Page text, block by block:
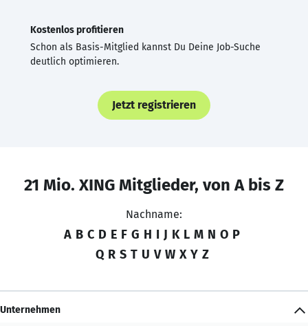
Kostenlos profitieren
Schon als Basis-Mitglied kannst Du Deine Job-Suche
deutlich optimieren.
Jetzt registrieren
21 Mio. XING Mitglieder, von A bis Z
Nachname:
A B C D E F G H I J K L M N O P
Q R S T U V W X Y Z
Unternehmen